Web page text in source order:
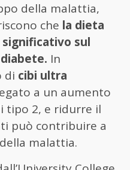
della malattia,
che la dieta
sul
In
di cibi ultra
a un aumento
tipo 2, e ridurre il
può contribuire a
malattia.